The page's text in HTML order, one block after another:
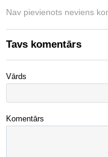
Nav pievienots neviens
Tavs komentārs
Vārds
Komentārs